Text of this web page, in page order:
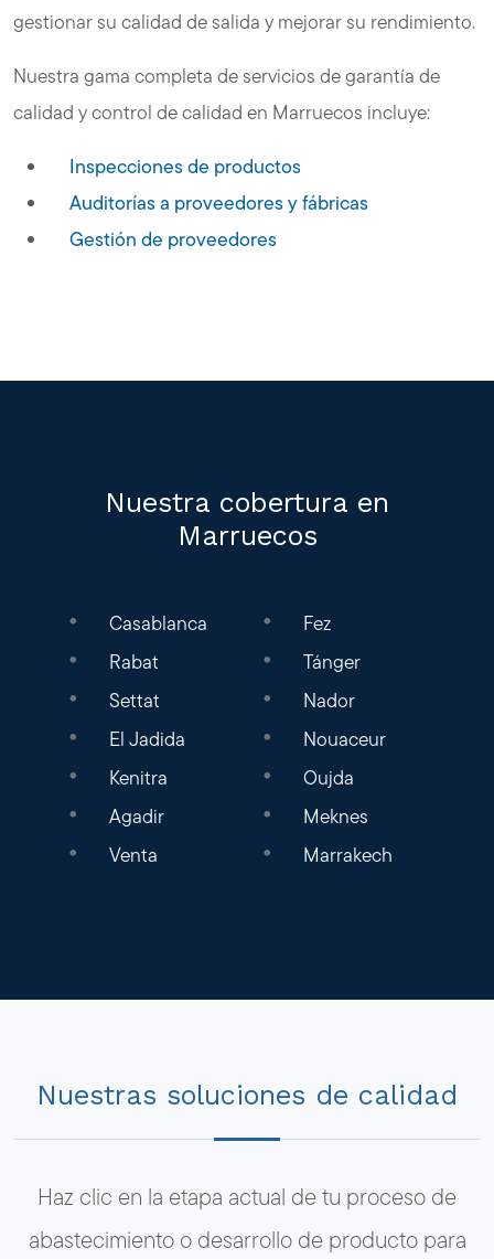
gestionar su calidad de salida y mejorar su rendimiento.
Nuestra gama completa de servicios de garantía de
calidad y control de calidad en Marruecos incluye:
Inspecciones de productos
Auditorías a proveedores y fábricas
Gestión de proveedores
Nuestra cobertura en
Marruecos
Casablanca
Fez
Rabat
Tánger
Settat
Nador
El Jadida
Nouaceur
Kenitra
Oujda
Agadir
Meknes
Venta
Marrakech
Nuestras soluciones de calidad
Haz clic en la etapa actual de tu proceso de
abastecimiento o desarrollo de producto para